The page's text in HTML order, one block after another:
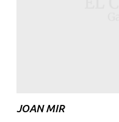
JOAN MIR